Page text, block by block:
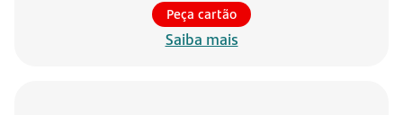
Peça cartão
Saiba mais